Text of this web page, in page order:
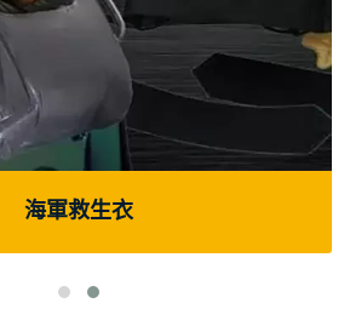
海軍救生衣